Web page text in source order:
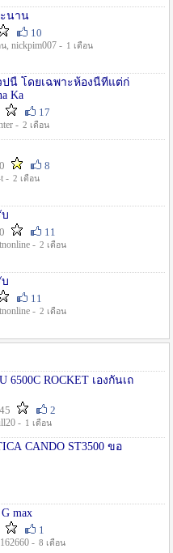
นาน
10
น, nickpim007 - 1 เดือน
ปนี้ โดยเฉพาะห้องนี้ที่แต่ก่
Ka
17
- 2 เดือน
8
- 2 เดือน
11
- 2 เดือน
11
- 2 เดือน
ROCKET เองกันเถ
2
- 1 เดือน
CANDO ST3500 ขอ
max
1
- 8 เดือน